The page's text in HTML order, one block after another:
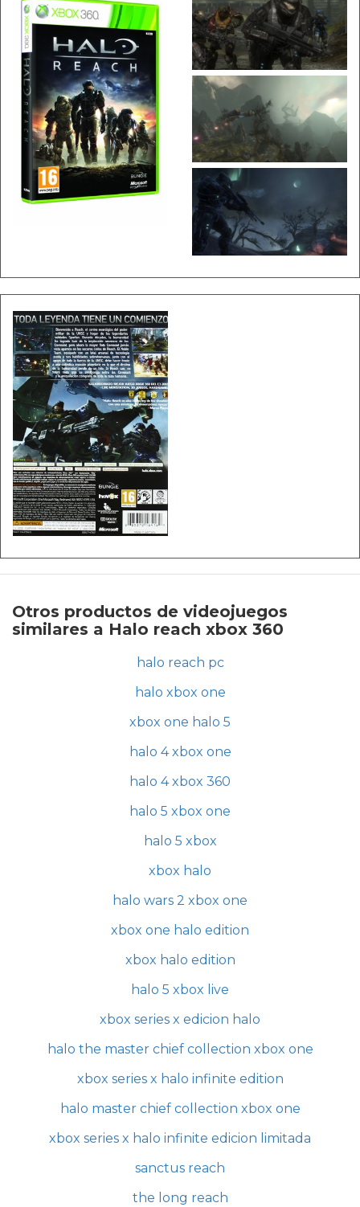
Otros productos de videojuegos
similares a Halo reach xbox 360
halo reach pc
halo xbox one
xbox one halo 5
halo 4 xbox one
halo 4 xbox 360
halo 5 xbox one
halo 5 xbox
xbox halo
halo wars 2 xbox one
xbox one halo edition
xbox halo edition
halo 5 xbox live
xbox series x edicion halo
halo the master chief collection xbox one
xbox series x halo infinite edition
halo master chief collection xbox one
xbox series x halo infinite edicion limitada
sanctus reach
the long reach